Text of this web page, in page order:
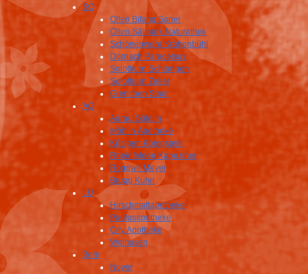
SO
Olten Bifang Saner
Olten Sälipark Naturathek
Schönenwerd Krähenbühl
Dornach Paracelsus
Solothurn Schlangen
Solothurn Zeller
Grenchen Stadt
AG
Aarau Göldlin
Möhlin Apotheke
Küttigen Königstein
Rheinfelden Kapuziner
Roggwil Meyer
Brugg Kuhn
LU
Hirschmattapotheke
Paulusapotheke
City Apotheke
Wolhusen
Bern
Noyer